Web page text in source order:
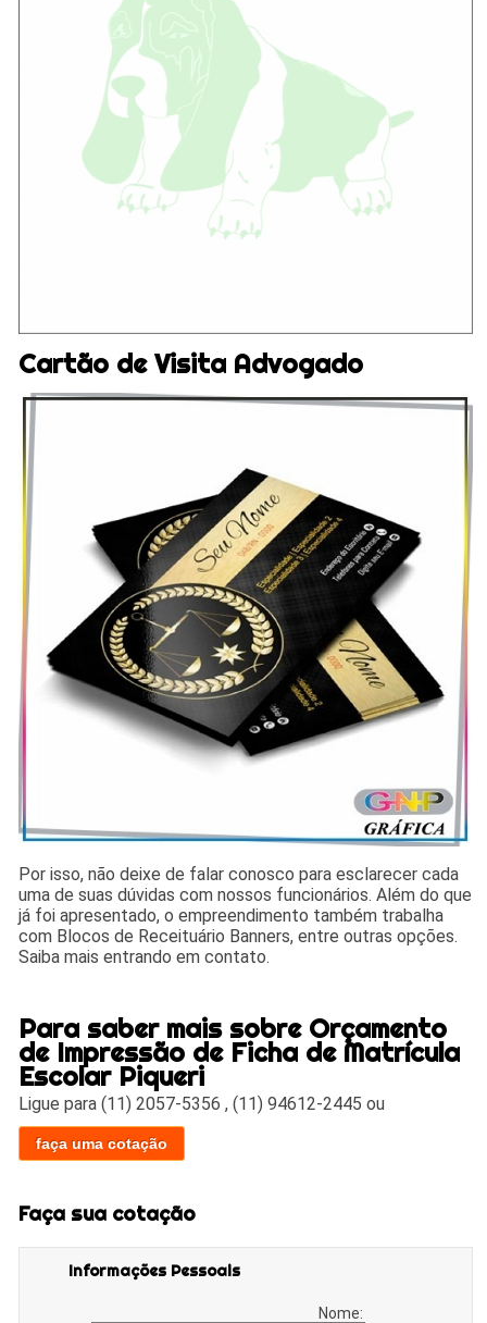
Cartão de Visita Advogado
Por isso, não deixe de falar conosco para esclarecer cada
uma de suas dúvidas com nossos funcionários. Além do que
já foi apresentado, o empreendimento também trabalha
com Blocos de Receituário Banners, entre outras opções.
Saiba mais entrando em contato.
Para saber mais sobre Orçamento
de Impressão de Ficha de Matrícula
Escolar Piqueri
Ligue para(11) 2057-5356 ,(11) 94612-2445 ou
faça uma cotação
Faça sua cotação
Informações Pessoais
Nome: